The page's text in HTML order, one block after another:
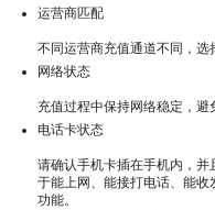
运营商匹配
不同运营商充值通道不同，选
网络状态
充值过程中保持网络稳定，避
电话卡状态
请确认手机卡插在手机内，
于能上网、能接打电话、能
功能。